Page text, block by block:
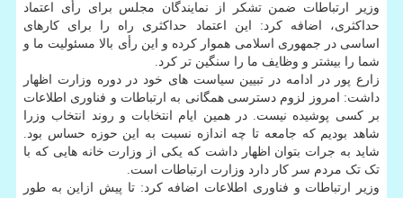
وزیر ارتباطات ضمن تشکر از نمایندگان مجلس برای رأی اعتماد
حداکثری، اضافه کرد: این اعتماد حداکثری راه را برای کارهای
اساسی در جمهوری اسلامی هموار کرده و این رأی بالا مسئولیت ما و
شما را بیشتر و وظایف ما را سنگین تر کرد.
زارع پور در ادامه در تبیین سیاست های خود در دوره وزارت اظهار
داشت: امروز لزوم دسترسی همگانی به ارتباطات و فناوری اطلاعات
بر کسی پوشیده نیست. در همین ایام انتخابات و روند انتخاب وزرا
شاهد بودیم که جامعه تا چه اندازه نسبت به این حوزه حساس بود.
شاید به جرات بتوان اظهار داشت که یکی از وزارت خانه هایی که با
تک تک مردم سر کار دارد وزارت ارتباطات است.
وزیر ارتباطات و فناوری اطلاعات اضافه کرد: تا پیش ازاین به طور